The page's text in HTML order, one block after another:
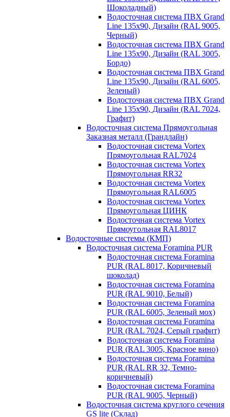
Шоколадный)
Водосточная система ПВХ Grand
Line 135х90, Дизайн (RAL 9005,
Черный)
Водосточная система ПВХ Grand
Line 135х90, Дизайн (RAL 3005,
Бордо)
Водосточная система ПВХ Grand
Line 135х90, Дизайн (RAL 6005,
Зеленый)
Водосточная система ПВХ Grand
Line 135х90, Дизайн (RAL 7024,
Графит)
Водосточная система Прямоугольная
Заказная металл (Грандлайн)
Водосточная система Vortex
Прямоугольная RAL7024
Водосточная система Vortex
Прямоугольная RR32
Водосточная система Vortex
Прямоугольная RAL6005
Водосточная система Vortex
Прямоугольная ЦИНК
Водосточная система Vortex
Прямоугольная RAL8017
Водосточные системы (КМП)
Водосточная система Foramina PUR
Водосточная система Foramina
PUR (RAL 8017, Коричневый
шоколад)
Водосточная система Foramina
PUR (RAL 9010, Белый)
Водосточная система Foramina
PUR (RAL 6005, Зеленый мох)
Водосточная система Foramina
PUR (RAL 7024, Серый графит)
Водосточная система Foramina
PUR (RAL 3005, Красное вино)
Водосточная система Foramina
PUR (RAL RR 32, Темно-
коричневый)
Водосточная система Foramina
PUR (RAL 9005, Черный)
Водосточная система круглого сечения
GS lite (Склад)